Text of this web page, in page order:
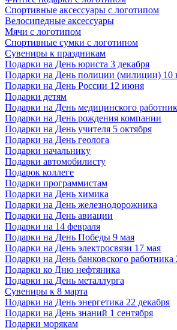
Спортивные аксессуары с логотипом
Велосипедные аксессуары
Мячи с логотипом
Спортивные сумки с логотипом
Сувениры к праздникам
Подарки на День юриста 3 декабря
Подарки на День полиции (милиции) 10
Подарки на День России 12 июня
Подарки детям
Подарки на День медицинского
Подарки на День рождения компании
Подарки на День учителя 5 октября
Подарки на День геолога
Подарки начальнику
Подарки автомобилисту
Подарок коллеге
Подарки программистам
Подарки на День химика
Подарки на День железнодорожника
Подарки на День авиации
Подарки на 14 февраля
Подарки на День Победы 9 мая
Подарки на День электросвязи 17 мая
Подарки на День банковского работника
Подарки ко Дню нефтяника
Подарки на День металлурга
Сувениры к 8 марта
Подарки на День энергетика 22 декабря
Подарки на День знаний 1 сентября
Подарки морякам